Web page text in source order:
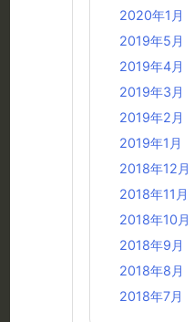
2020年1月
2019年5月
2019年4月
2019年3月
2019年2月
2019年1月
2018年12月
2018年11月
2018年10月
2018年9月
2018年8月
2018年7月